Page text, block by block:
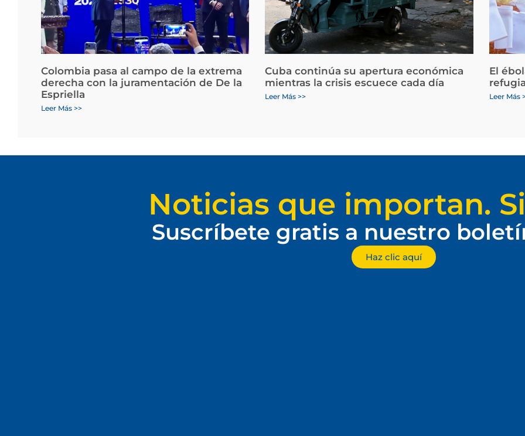
Colombia pasa al campo de la extrema
derecha con la juramentación de De la
Espriella
Leer Más >>
Cuba continúa su apertura económica
mientras la crisis escuece cada día
Leer Más >>
El
Leer Más
Noticias que importan.
Suscríbete gratis a nuestro
Haz clic aquí